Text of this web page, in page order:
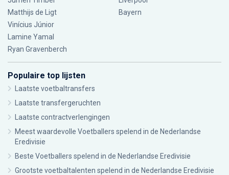
Matthijs de Ligt
Vinícius Júnior
Lamine Yamal
Ryan Gravenberch
Bayern
Populaire top lijsten
Laatste voetbaltransfers
Laatste transfergeruchten
Laatste contractverlengingen
Meest waardevolle Voetballers spelend in de Nederlandse
Eredivisie
Beste Voetballers spelend in de Nederlandse Eredivisie
Grootste voetbaltalenten spelend in de Nederlandse Eredivisie